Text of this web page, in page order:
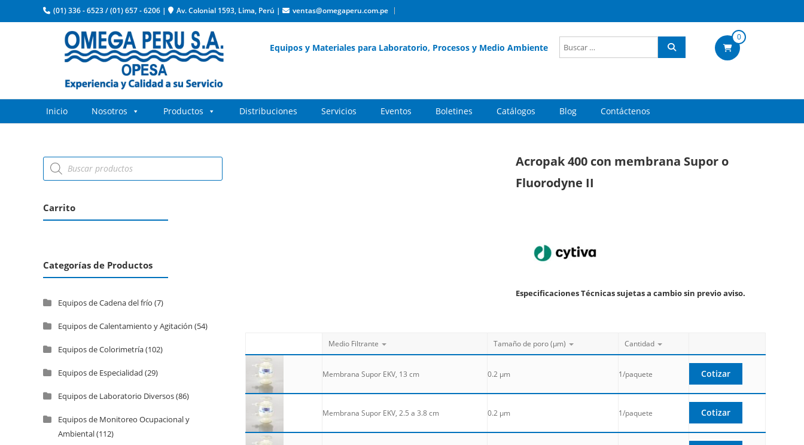
(01) 336 - 6523/(01) 657 - 6206 | Av. Colonial 1593, Lima, Perú | ventas@omegaperu.com.pe
Equipos y Materiales para Laboratorio, Procesos y Medio Ambiente
0
Inicio Nosotros Productos Distribuciones Servicios Eventos Boletines Catálogos Blog Contáctenos
Acropak 400 con membrana Supor o
Fluorodyne II
Especificaciones Técnicas sujetas a cambio sin previo aviso.
Medio Filtrante Tamaño de poro (µm) Cantidad
Membrana Supor EKV, 13 cm 0.2 µm 1/paquete Cotizar
Membrana Supor EKV, 2.5 a 3.8 cm 0.2 µm 1/paquete Cotizar
Carrito
Categorías de Productos
Equipos de Cadena del frío (7)
Equipos de Calentamiento y Agitación (54)
Equipos de Colorimetría(102)
Equipos de Especialidad (29)
Equipos de Laboratorio Diversos(86)
Equipos de Monitoreo Ocupacional y
Ambiental(112)